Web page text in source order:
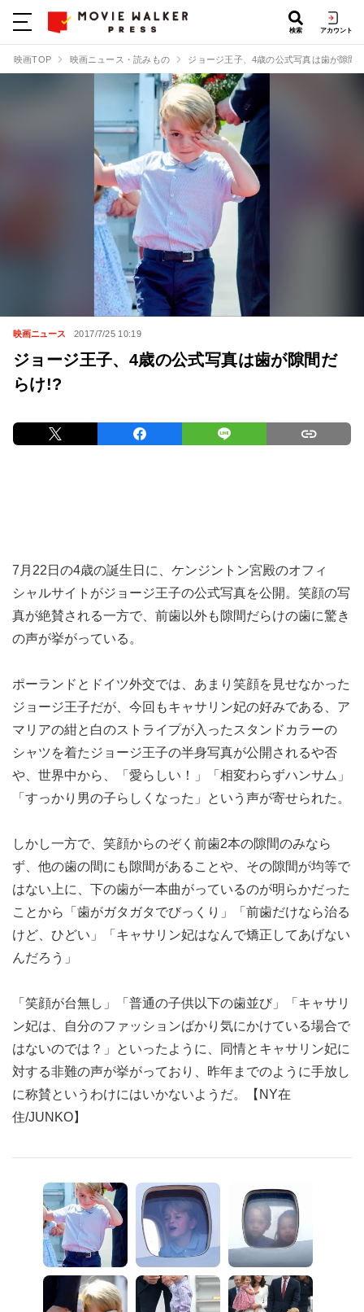
検索 アカウント
映画TOP 映画ニュース・読みもの ジョージ王子、4歳の公式写真は歯が隙間
映画ニュース 2017/7/25 10:19
ジョージ王子、4歳の公式写真は歯が隙間だ
らけ!?
7月22日の4歳の誕生日に、ケンジントン宮殿のオフィ
シャルサイトがジョージ王子の公式写真を公開。笑顔の写
真が絶賛される一方で、前歯以外も隙間だらけの歯に驚き
の声が挙がっている。
ポーランドとドイツ外交では、あまり笑顔を見せなかった
ジョージ王子だが、今回もキャサリン妃の好みである、ア
マリアの紺と白のストライプが入ったスタンドカラーの
シャツを着たジョージ王子の半身写真が公開されるや否
や、世界中から、「愛らしい！」「相変わらずハンサム」
「すっかり男の子らしくなった」という声が寄せられた。
しかし一方で、笑顔からのぞく前歯2本の隙間のみなら
ず、他の歯の間にも隙間があることや、その隙間が均等で
はない上に、下の歯が一本曲がっているのが明らかだった
ことから「歯がガタガタでびっくり」「前歯だけなら治る
けど、ひどい」「キャサリン妃はなんで矯正してあげない
んだろう」
「笑顔が台無し」「普通の子供以下の歯並び」「キャサリ
ン妃は、自分のファッションばかり気にかけている場合で
はないのでは？」といったように、同情とキャサリン妃に
対する非難の声が挙がっており、昨年までのように手放し
に称賛というわけにはいかないようだ。【NY在
住/JUNKO】